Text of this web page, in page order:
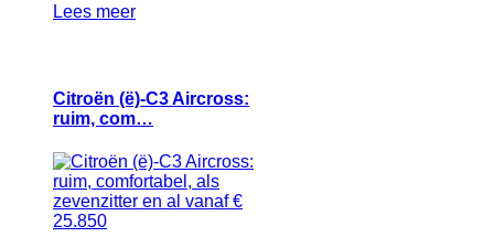
Lees meer
Citroën (ë)-C3 Aircross:
ruim, com…